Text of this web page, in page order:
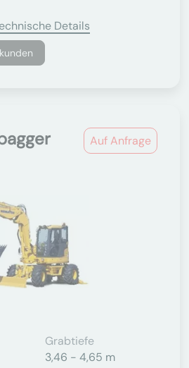
Details
Auf Anfrage
Grabtiefe
3,46 - 4,65 m